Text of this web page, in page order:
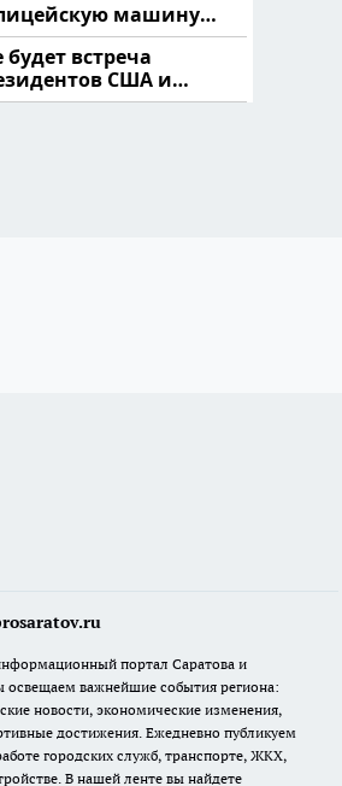
машину
и подожгли.
будет встреча
США и
Европа?
портал Саратова и
освещаем важнейшие события региона:
новости, экономические изменения,
достижения. Ежедневно публикуем
городских служб, транспорте, ЖКХ,
В нашей ленте вы найдете